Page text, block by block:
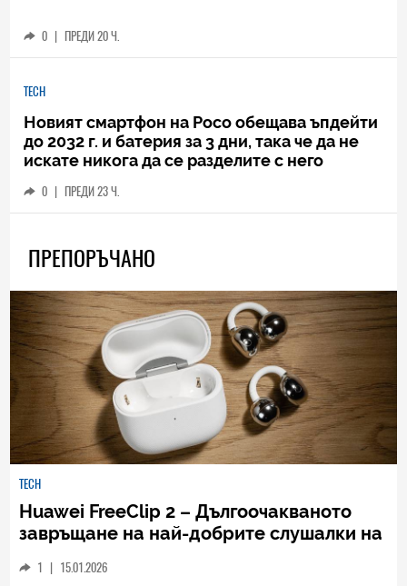
0 | ПРЕДИ 20 Ч.
TECH
Новият смартфон на Poco обещава ъпдейти
до 2032 г. и батерия за 3 дни, така че да не
искате никога да се разделите с него
0 | ПРЕДИ 23 Ч.
ПРЕПОРЪЧАНО
TECH
Huawei FreeClip 2 – Дългоочакваното
завръщане на най-добрите слушалки на
1 | 15.01.2026